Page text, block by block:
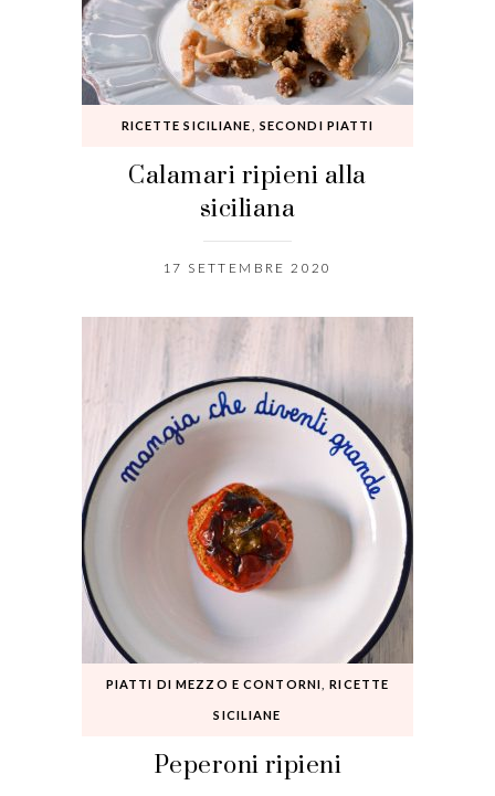
RICETTE SICILIANE SECONDI PIATTI
Calamari ripieni alla
siciliana
17 SETTEMBRE 2020
PIATTI DI MEZZO E CONTORNI ,RICETTE
SICILIANE
Peperoni ripieni